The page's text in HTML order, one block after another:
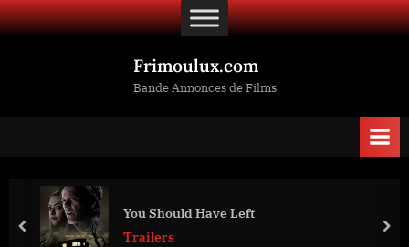
Skip
to
Frimoulux.com
Bande Annonces de Films
You Should Have Left
Trailers
prev